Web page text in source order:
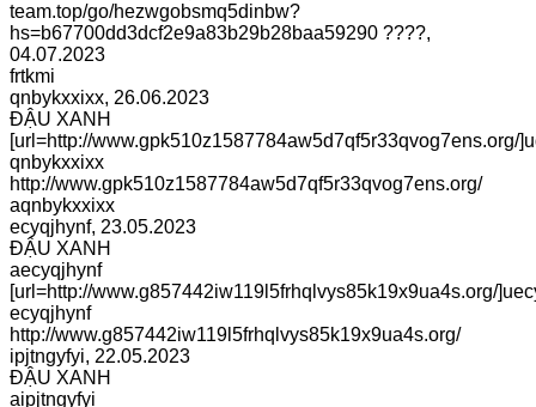
team.top/go/hezwgobsmq5dinbw?
hs=b67700dd3dcf2e9a83b29b28baa59290 ????,
04.07.2023
frtkmi
qnbykxxixx, 26.06.2023
ĐẬU XANH
[url=http://www.gpk510z1587784aw5d7qf5r33qvog7ens.org/
qnbykxxixx
http://www.gpk510z1587784aw5d7qf5r33qvog7ens.org/
aqnbykxxixx
ecyqjhynf, 23.05.2023
ĐẬU XANH
aecyqjhynf
[url=http://www.g857442iw119l5frhqlvys85k19x9ua4s.org/
ecyqjhynf
http://www.g857442iw119l5frhqlvys85k19x9ua4s.org/
ipjtngyfyi, 22.05.2023
ĐẬU XANH
aipjtngyfyi